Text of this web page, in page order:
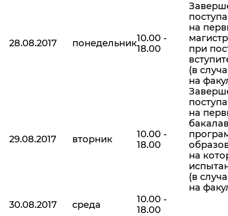
28.08.2017 понедельник10.00 -
18.00
на
при
(в
на
29.08.2017 вторник
10.00 -
18.00
на
на
(в
на
30.08.2017
среда
10.00 -
18.00